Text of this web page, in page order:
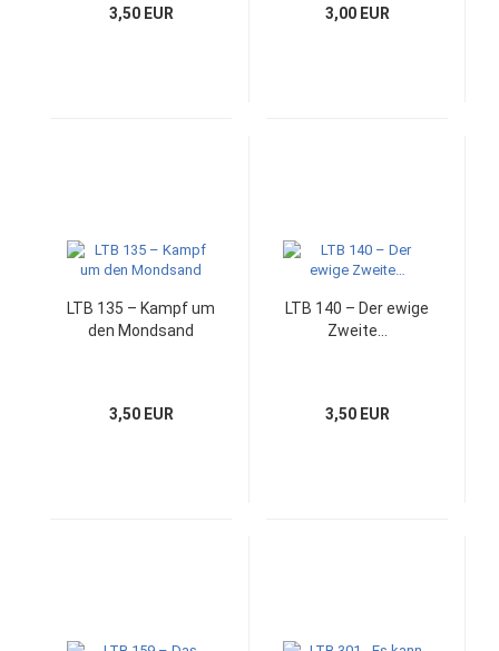
3,50 EUR 3,00 EUR
LTB 135 – Kampf um
den Mondsand
3,50 EUR
LTB 140 – Der ewige
Zweite…
3,50 EUR